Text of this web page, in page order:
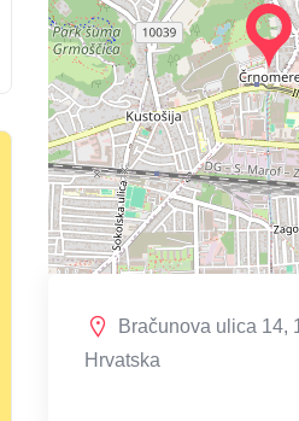
Bračunova ulica 14,
Hrvatska